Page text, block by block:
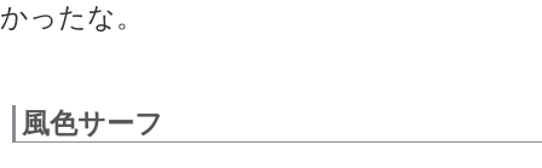
かったな。
風色サーフ